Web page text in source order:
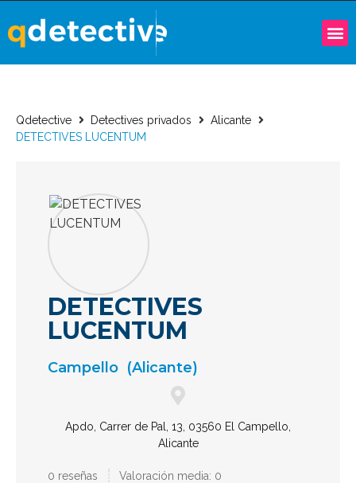
Qdetective Detectives privados
Alicante
DETECTIVES LUCENTUM
DETECTIVES
LUCENTUM
Campello (Alicante)
Apdo, Carrer de Pal, 13, 03560 El Campello,
Alicante
0 reseñas Valoración media: 0